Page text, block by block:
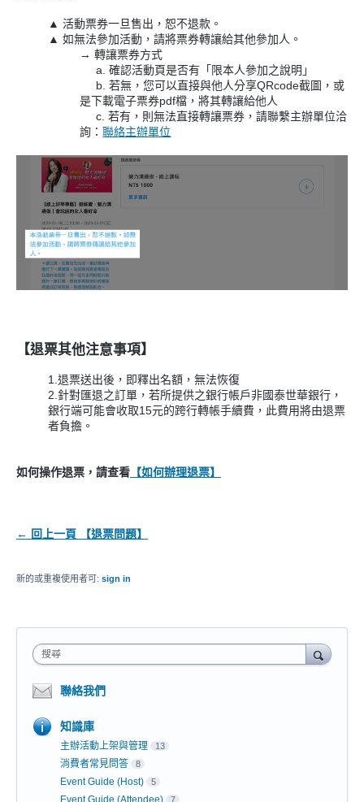
▲ 活動票券一旦售出，恕不退款。
▲ 如無法參加活動，請將票券轉讓給其他參加人。
→ 轉讓票券方式
a. 確認活動頁是否有「限本人參加之說明」
b. 若無，您可以直接與他人分享QRcode截圖，或
是下載電子票券pdf檔，將其轉讓給他人
c. 若有，則無法直接轉讓票券，請聯繫主辦單位洽
詢：聯絡主辦單位
【退票其他注意事項】
1.退票送出後，即釋出名額，無法恢復
2.針對匯退之訂單，若所提供之銀行帳戶非國泰世華銀行，
銀行端可能會收取15元的跨行轉帳手續費，此費用將由退票
者負擔。
如何操作退票，請查看 【如何辦理退票】
← 回上一頁 【退票問題】
新的或重複使用者可: sign in
搜尋
聯絡我們
知識庫
主辦活動上架與管理 13
消費者常見問答 8
Event Guide (Host) 5
7